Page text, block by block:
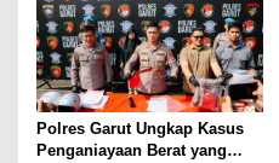
Polres Garut Ungkap Kasus
Penganiayaan Berat yang